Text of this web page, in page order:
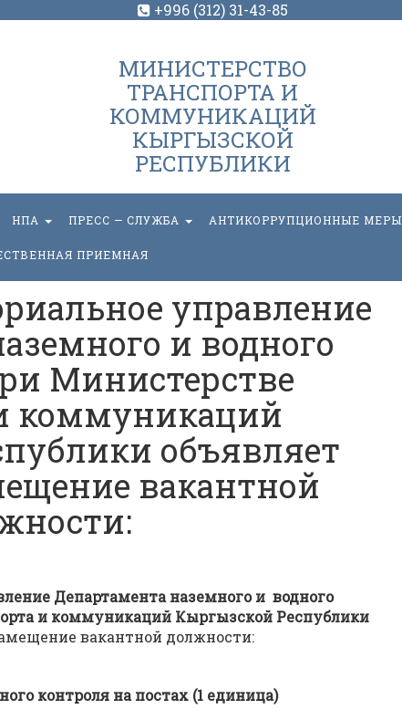
+996 (312) 31-43-85
МИНИСТЕРСТВО
ТРАНСПОРТА И
КОММУНИКАЦИЙ
КЫРГЫЗСКОЙ
РЕСПУБЛИКИ
НПА ПРЕСС — СЛУЖБА АНТИКОРРУПЦИОННЫЕ МЕРЫ
ПРИЕМНАЯ
управление
и водного
Министерстве
коммуникаций
объявляет
вакантной
Департамента наземного и водного
и коммуникаций Кыргызской Республики
вакантной должности:
контроля на постах (1 единица)